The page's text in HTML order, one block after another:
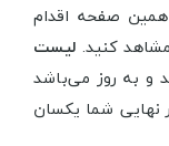
همین صفحه اقدام
کنید. لیست
و به روز می‌باشد
نهایی شما یکسان